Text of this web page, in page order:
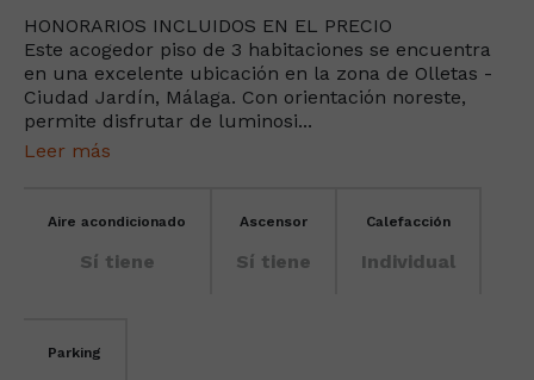
HONORARIOS INCLUIDOS EN EL PRECIO
Este acogedor piso de 3 habitaciones se encuentra
en una excelente ubicación en la zona de Olletas -
Ciudad Jardín, Málaga. Con orientación noreste,
permite disfrutar de luminosi...
Leer más
Aire acondicionado
Sí tiene
Ascensor
Sí tiene
Calefacción
Individual
Parking